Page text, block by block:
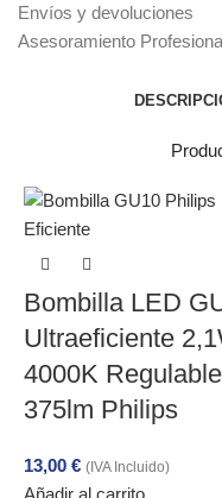
Envíos y devoluciones
Asesoramiento
Bombilla LED
Ultraeficiente
4000K Regulable
375lm Philips
13,00 € (IVA Incluido)